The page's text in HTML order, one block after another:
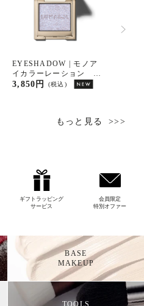
EYESHADOW | モノア
イカラーレーション Ｅ
Ｘ１８
(税込)
3,850円
もっと見る
ギフトラッピング
サービス
会員限定
特別オファー
BASE
MAKEUP